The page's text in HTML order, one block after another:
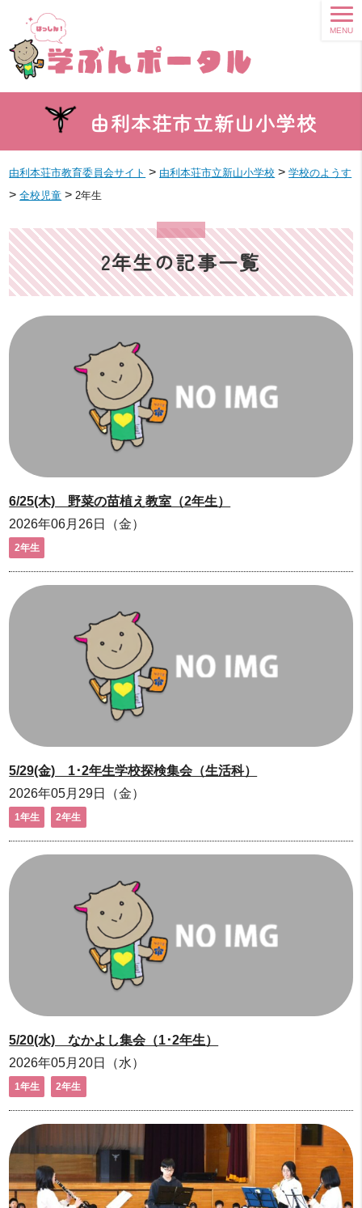
由利本荘市立新山小学校
MENU
由利本荘市教育委員会サイト > 由利本荘市立新山小学校 >学校のようす
>全校児童 > 2年生
2年生の記事一覧
6/25(木) 野菜の苗植え教室（2年生）
2026年06月26日（金）
2年生
5/29(金) 1･2年生学校探検集会（生活科）
2026年05月29日（金）
1年生 2年生
5/20(水) なかよし集会（1･2年生）
2026年05月20日（水）
1年生 2年生